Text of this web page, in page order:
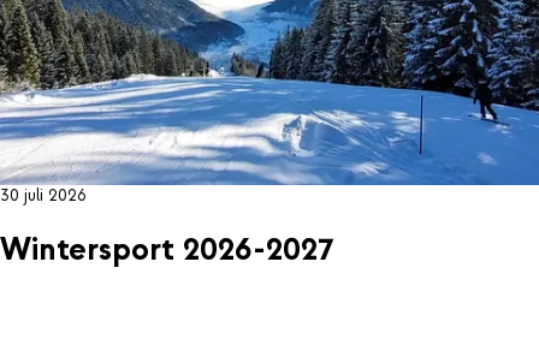
30 juli 2026
Wintersport 2026-2027